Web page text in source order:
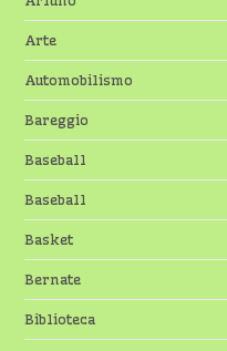
Arte
Automobilismo
Bareggio
Baseball
Baseball
Basket
Bernate
Biblioteca